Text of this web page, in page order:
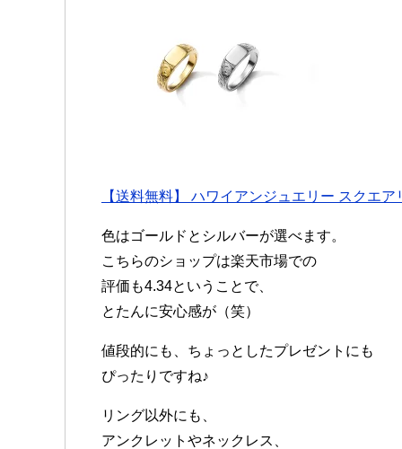
【送料無料】 ハワイアンジュエリー スクエ
色はゴールドとシルバーが選べます。
こちらのショップは楽天市場での
評価も4.34ということで、
とたんに安心感が（笑）
値段的にも、ちょっとしたプレゼントにも
ぴったりですね♪
リング以外にも、
アンクレットやネックレス、